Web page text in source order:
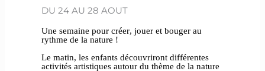
DU 24 AU 28 AOUT
Une semaine pour créer, jouer et bouger au
rythme de la nature !
Le matin, les enfants découvriront différentes
activités artistiques autour du thème de la nature